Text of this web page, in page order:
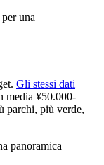
per una
Gli stessi dati
media ¥50.000-
parchi, più verde,
panoramica